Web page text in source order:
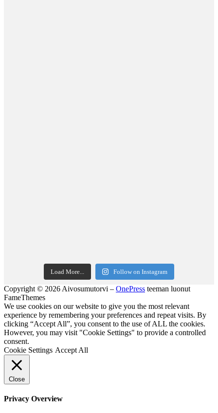
Load More... Follow on Instagram
Copyright © 2026 Aivosumutorvi – OnePress teeman luonut
FameThemes
We use cookies on our website to give you the most relevant
experience by remembering your preferences and repeat visits. By
clicking “Accept All”, you consent to the use of ALL the cookies.
However, you may visit "Cookie Settings" to provide a controlled
consent.
Cookie Settings Accept All
Close
Privacy Overview